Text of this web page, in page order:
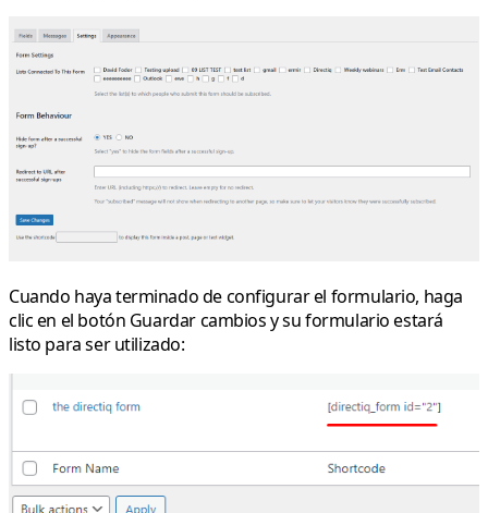
Cuando haya terminado de configurar el formulario, haga
clic en el botón Guardar cambios y su formulario estará
listo para ser utilizado: